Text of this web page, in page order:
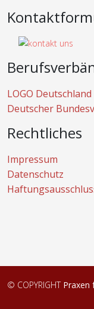
LOGO Deutschland
Deutscher
Rechtliches
Impressum
Datenschutz
© COPYRIGHT Praxen